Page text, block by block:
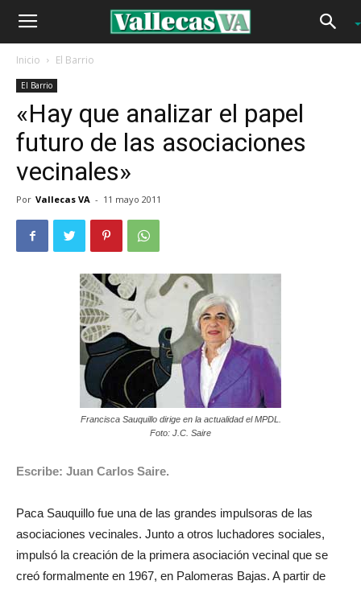
Inicio El Barrio
El Barrio
«Hay que analizar el papel
futuro de las asociaciones
vecinales»
Por Vallecas VA - 11 mayo 2011
Francisca Sauquillo dirige en la actualidad el MPDL.
Foto: J.C. Saire
Escribe: Juan Carlos Saire.
Paca Sauquillo fue una de las grandes impulsoras de las
asociaciones vecinales. Junto a otros luchadores sociales,
impulsó la creación de la primera asociación vecinal que se
creó formalmente en 1967, en Palomeras Bajas. A partir de